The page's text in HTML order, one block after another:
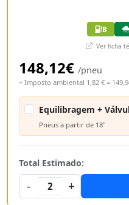
B
Ver ficha
148,12€ /pneu
+ Imposto ambiental 1,82 € =
Equilibragem +
Pneus a partir de 18"
Total Estimado:
-
2 +